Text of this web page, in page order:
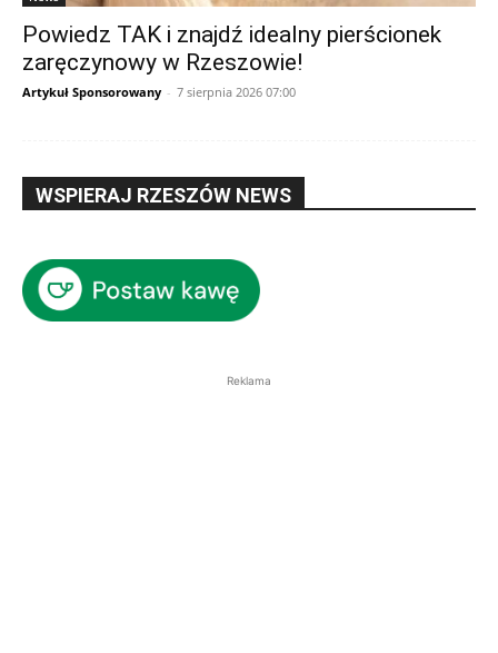
Powiedz TAK i znajdź idealny pierścionek
zaręczynowy w Rzeszowie!
Artykuł Sponsorowany - 7 sierpnia 2026 07:00
WSPIERAJ RZESZÓW NEWS
Reklama